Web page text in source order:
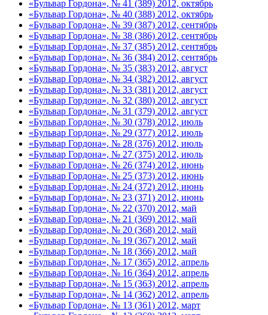
«Бульвар Гордона», № 41 (389) 2012, октябрь
«Бульвар Гордона», № 40 (388) 2012, октябрь
«Бульвар Гордона», № 39 (387) 2012, сентябрь
«Бульвар Гордона», № 38 (386) 2012, сентябрь
«Бульвар Гордона», № 37 (385) 2012, сентябрь
«Бульвар Гордона», № 36 (384) 2012, сентябрь
«Бульвар Гордона», № 35 (383) 2012, август
«Бульвар Гордона», № 34 (382) 2012, август
«Бульвар Гордона», № 33 (381) 2012, август
«Бульвар Гордона», № 32 (380) 2012, август
«Бульвар Гордона», № 31 (379) 2012, август
«Бульвар Гордона», № 30 (378) 2012, июль
«Бульвар Гордона», № 29 (377) 2012, июль
«Бульвар Гордона», № 28 (376) 2012, июль
«Бульвар Гордона», № 27 (375) 2012, июль
«Бульвар Гордона», № 26 (374) 2012, июнь
«Бульвар Гордона», № 25 (373) 2012, июнь
«Бульвар Гордона», № 24 (372) 2012, июнь
«Бульвар Гордона», № 23 (371) 2012, июнь
«Бульвар Гордона», № 22 (370) 2012, май
«Бульвар Гордона», № 21 (369) 2012, май
«Бульвар Гордона», № 20 (368) 2012, май
«Бульвар Гордона», № 19 (367) 2012, май
«Бульвар Гордона», № 18 (366) 2012, май
«Бульвар Гордона», № 17 (365) 2012, апрель
«Бульвар Гордона», № 16 (364) 2012, апрель
«Бульвар Гордона», № 15 (363) 2012, апрель
«Бульвар Гордона», № 14 (362) 2012, апрель
«Бульвар Гордона», № 13 (361) 2012, март